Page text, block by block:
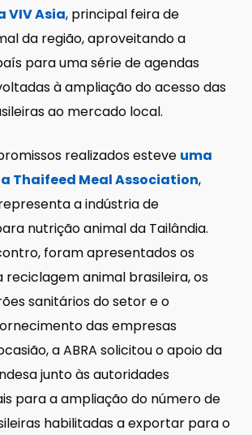
VIV Asia, principal feira de
da região, aproveitando a
para uma série de agendas
à ampliação do acesso das
ao mercado local.
realizados esteve uma
Thaifeed Meal Association,
a indústria de
nutrição animal da Tailândia.
foram apresentados os
reciclagem animal brasileira, os
sanitários do setor e o
das empresas
a ABRA solicitou o apoio da
junto às autoridades
para a ampliação do número de
habilitadas a exportar para o